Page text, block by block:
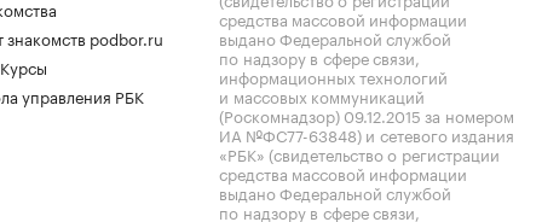
знакомств podbor.ru
управления РБК
средства массовой информации
выдано Федеральной службой
по надзору в сфере связи,
информационных технологий
и массовых коммуникаций
(Роскомнадзор) 09.12.2015 за номером
ИА №ФС77-63848) и сетевого издания
«РБК» (свидетельство о регистрации
средства массовой информации
выдано Федеральной службой
по надзору в сфере связи,